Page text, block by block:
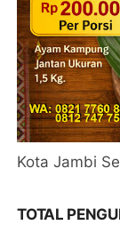
Kota Jambi
TOTAL